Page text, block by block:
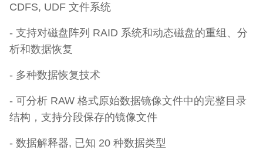
CDFS, UDF 文件系统
- 支持对磁盘阵列 RAID 系统和动态磁盘的重组、分
析和数据恢复
- 多种数据恢复技术
- 可分析 RAW 格式原始数据镜像文件中的完整目录
结构，支持分段保存的镜像文件
- 数据解释器, 已知 20 种数据类型